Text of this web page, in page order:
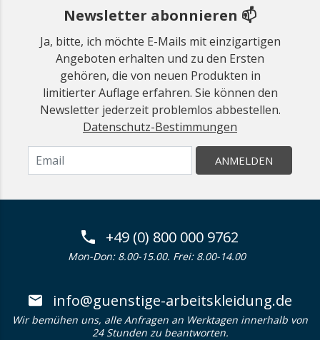
Newsletter abonnieren 📫
Ja, bitte, ich möchte E-Mails mit einzigartigen
Angeboten erhalten und zu den Ersten
gehören, die von neuen Produkten in
limitierter Auflage erfahren. Sie können den
Newsletter jederzeit problemlos abbestellen.
Datenschutz-Bestimmungen
ANMELDEN
+49 (0) 800 000 9762
Mon-Don: 8.00-15.00. Frei: 8.00-14.00
info@guenstige-arbeitskleidung.de
Wir bemühen uns, alle Anfragen an Werktagen innerhalb von
24 Stunden zu beantworten.